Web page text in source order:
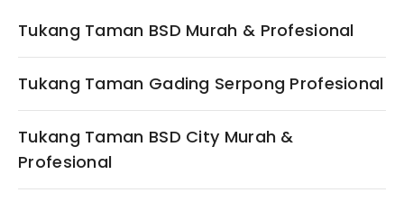
Tukang Taman BSD Murah & Profesional
Tukang Taman Gading Serpong Profesional
Tukang Taman BSD City Murah &
Profesional